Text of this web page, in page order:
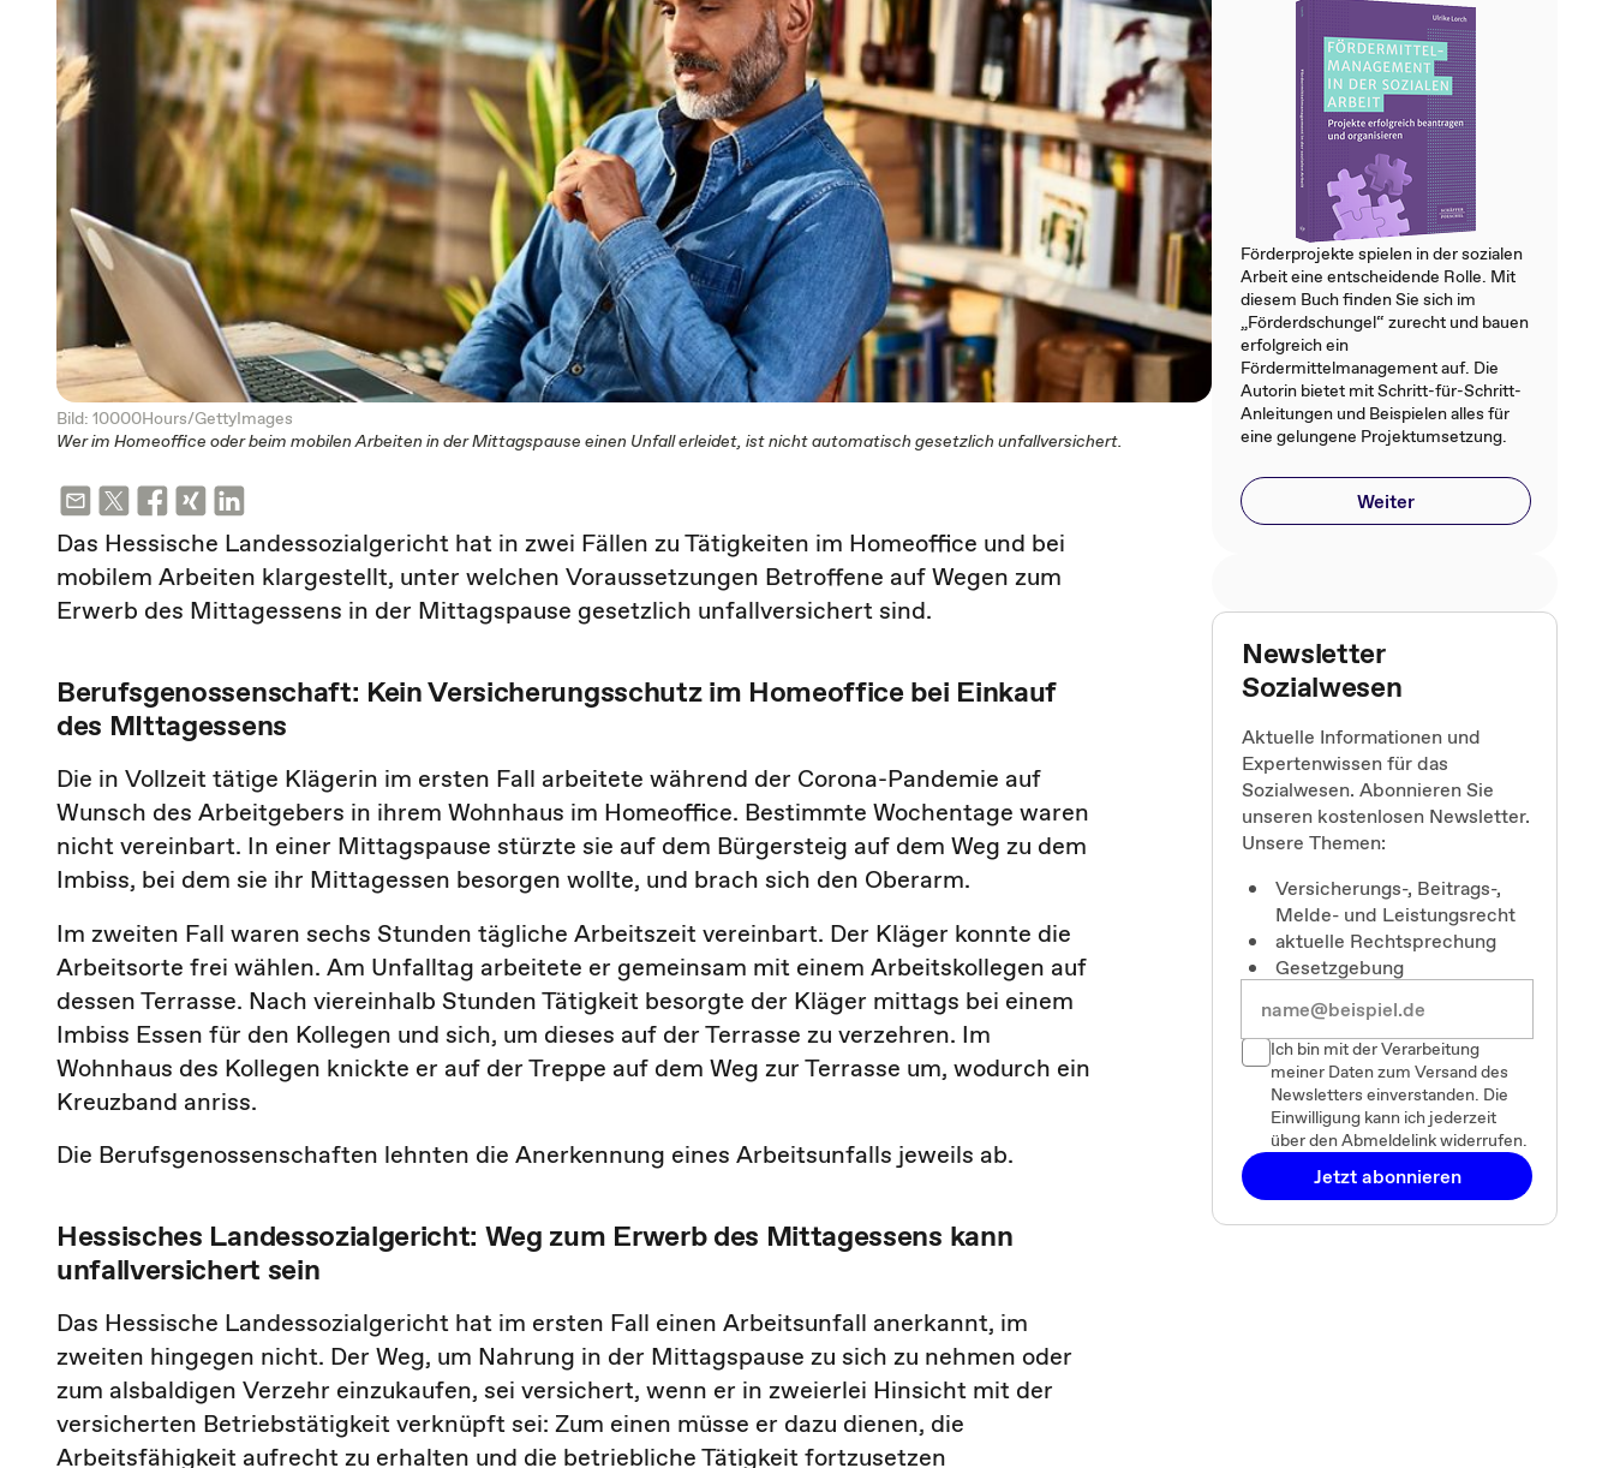
Bild: 10000Hours/GettyImages
Wer im Homeoffice oder beim mobilen Arbeiten in der Mittagspause einen Unfall erleidet, ist nicht automatisch gesetzlich unfallversichert.
Das Hessische Landessozialgericht hat in zwei Fällen zu Tätigkeiten im Homeoffice und bei
mobilem Arbeiten klargestellt, unter welchen Voraussetzungen Betroffene auf Wegen zum
Erwerb des Mittagessens in der Mittagspause gesetzlich unfallversichert sind.
Berufsgenossenschaft: Kein Versicherungsschutz im Homeoffice bei Einkauf
des MIttagessens
Die in Vollzeit tätige Klägerin im ersten Fall arbeitete während der Corona-Pandemie auf
Wunsch des Arbeitgebers in ihrem Wohnhaus im Homeoffice. Bestimmte Wochentage waren
nicht vereinbart. In einer Mittagspause stürzte sie auf dem Bürgersteig auf dem Weg zu dem
Imbiss, bei dem sie ihr Mittagessen besorgen wollte, und brach sich den Oberarm.
Im zweiten Fall waren sechs Stunden tägliche Arbeitszeit vereinbart. Der Kläger konnte die
Arbeitsorte frei wählen. Am Unfalltag arbeitete er gemeinsam mit einem Arbeitskollegen auf
dessen Terrasse. Nach viereinhalb Stunden Tätigkeit besorgte der Kläger mittags bei einem
Imbiss Essen für den Kollegen und sich, um dieses auf der Terrasse zu verzehren. Im
Wohnhaus des Kollegen knickte er auf der Treppe auf dem Weg zur Terrasse um, wodurch ein
Kreuzband anriss.
Die Berufsgenossenschaften lehnten die Anerkennung eines Arbeitsunfalls jeweils ab.
Hessisches Landessozialgericht: Weg zum Erwerb des Mittagessens kann
unfallversichert sein
Das Hessische Landessozialgericht hat im ersten Fall einen Arbeitsunfall anerkannt, im
zweiten hingegen nicht. Der Weg, um Nahrung in der Mittagspause zu sich zu nehmen oder
zum alsbaldigen Verzehr einzukaufen, sei versichert, wenn er in zweierlei Hinsicht mit der
versicherten Betriebstätigkeit verknüpft sei: Zum einen müsse er dazu dienen, die
Arbeitsfähigkeit aufrecht zu erhalten und die betriebliche Tätigkeit fortzusetzen
Förderprojekte spielen in der sozialen
Arbeit eine entscheidende Rolle. Mit
diesem Buch finden Sie sich im
„Förderdschungel“ zurecht und bauen
erfolgreich ein
Fördermittelmanagement auf. Die
Autorin bietet mit Schritt-für-Schritt-
Anleitungen und Beispielen alles für
eine gelungene Projektumsetzung.
Weiter
Newsletter
Sozialwesen
Aktuelle Informationen und
Expertenwissen für das
Sozialwesen. Abonnieren Sie
unseren kostenlosen Newsletter.
Unsere Themen:
Versicherungs-, Beitrags-,
Melde- und Leistungsrecht
aktuelle Rechtsprechung
Gesetzgebung
Ich bin mit der Verarbeitung
meiner Daten zum Versand des
Newsletters einverstanden. Die
Einwilligung kann ich jederzeit
über den Abmeldelink widerrufen.
Jetzt abonnieren